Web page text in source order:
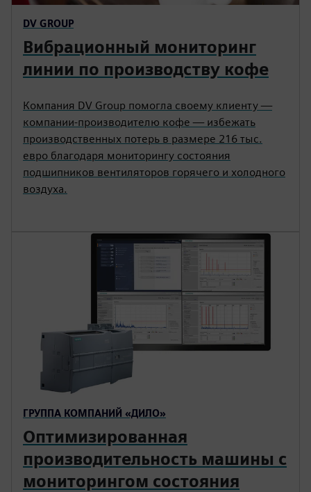
DV GROUP
Вибрационный мониторинг
линии по производству кофе
Компания DV Group помогла своему клиенту —
компании-производителю кофе — избежать
производственных потерь в размере 216 тыс.
евро благодаря мониторингу состояния
подшипников вентиляторов горячего и холодного
воздуха.
ГРУППА КОМПАНИЙ «ДИЛО»
Оптимизированная
производительность машины с
мониторингом состояния